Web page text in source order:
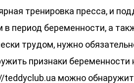
тренировка пресса, и
период беременности, а
трудом, нужно
признаки беременности
можно